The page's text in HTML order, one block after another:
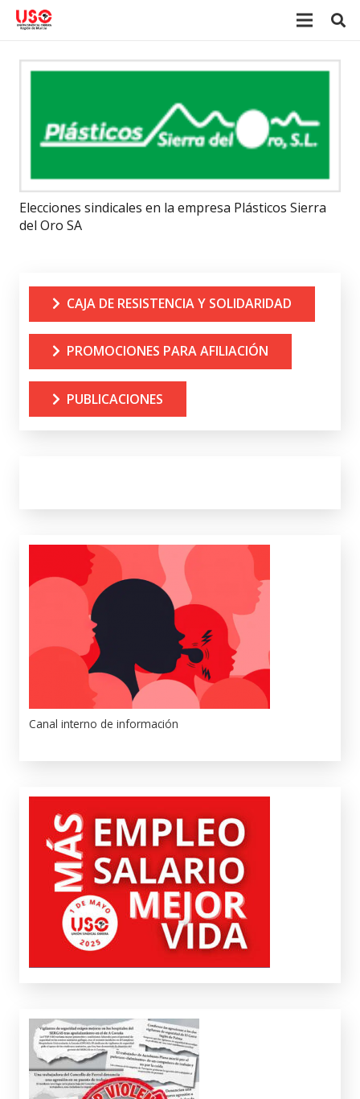
Elecciones sindicales en la empresa Plásticos Sierra
del Oro SA
CAJA DE RESISTENCIA Y SOLIDARIDAD
PROMOCIONES PARA AFILIACIÓN
PUBLICACIONES
Canal interno de información